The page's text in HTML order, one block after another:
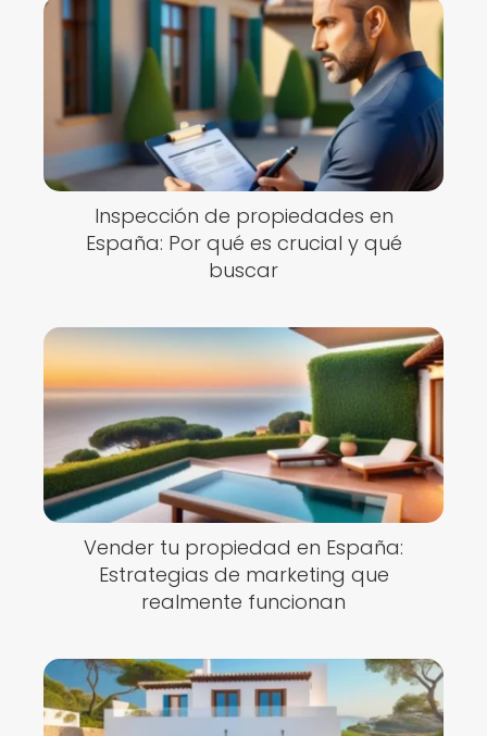
Inspección de propiedades en
España: Por qué es crucial y qué
buscar
Vender tu propiedad en España:
Estrategias de marketing que
realmente funcionan